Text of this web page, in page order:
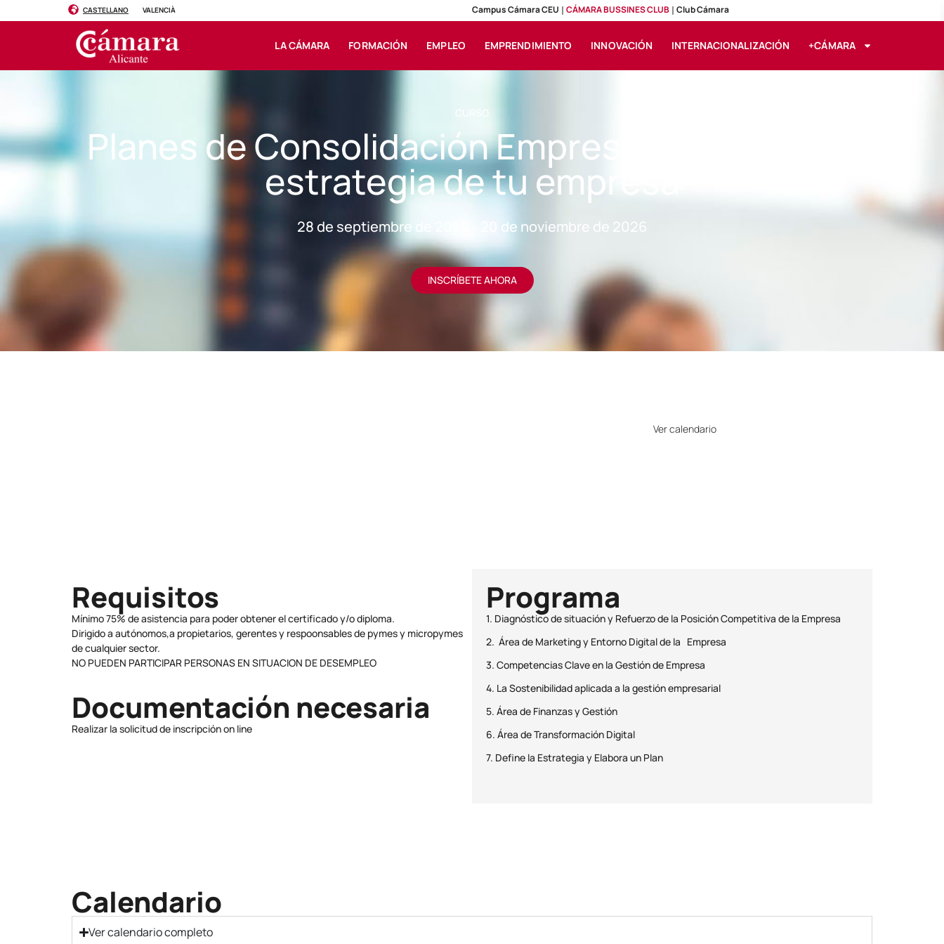
CASTELLANO VALENCIÀ Campus Cámara CEU CÁMARA BUSSINES CLUB Club Cámara
LA CÁMARA FORMACIÓN EMPLEO EMPRENDIMIENTO INNOVACIÓN INTERNACIONALIZACIÓN +CÁMARA
CURSO
Planes de Consolidación Empresarial: Diseña la
estrategia de tu empresa
28 de septiembre de 2026 - 20 de noviembre de 2026
INSCRÍBETE AHORA
Ver calendario
Requisitos
Mínimo 75% de asistencia para poder obtener el certificado y/o diploma.
Dirigido a autónomos,a propietarios, gerentes y respoonsables de pymes y micropymes
de cualquier sector.
NO PUEDEN PARTICIPAR PERSONAS EN SITUACION DE DESEMPLEO
Documentación necesaria
Realizar la solicitud de inscripción on line
Programa
1. Diagnóstico de situación y Refuerzo de la Posición Competitiva de la Empresa
2. Área de Marketing y Entorno Digital de la Empresa
3. Competencias Clave en la Gestión de Empresa
4. La Sostenibilidad aplicada a la gestión empresarial
5. Área de Finanzas y Gestión
6. Área de Transformación Digital
7. Define la Estrategia y Elabora un Plan
Calendario
Ver calendario completo